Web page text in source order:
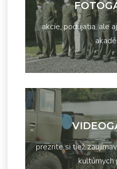
akcie, podujatia, ale
prezrite si tiež
kultúrnych